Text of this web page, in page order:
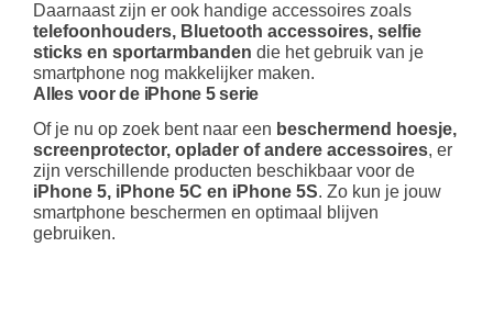
Daarnaast zijn er ook handige accessoires zoals
telefoonhouders, Bluetooth accessoires, selfie
sticks en sportarmbanden die het gebruik van je
smartphone nog makkelijker maken.
Alles voor de iPhone 5 serie
Of je nu op zoek bent naar een beschermend hoesje,
screenprotector, oplader of andere accessoires, er
zijn verschillende producten beschikbaar voor de
iPhone 5, iPhone 5C en iPhone 5S. Zo kun je jouw
smartphone beschermen en optimaal blijven
gebruiken.